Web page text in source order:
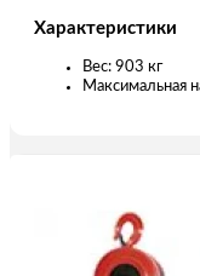
Характеристики
Вес: 903 кг
Максимальная